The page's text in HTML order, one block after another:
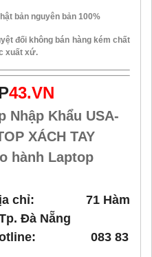
bản nguyên bản 100%
đối không bán hàng kém chất
xuất xứ.
43.VN
Nhập Khẩu USA-
XÁCH TAY
hành Laptop
chỉ: 71 Hàm
Đà Nẵng
083 83